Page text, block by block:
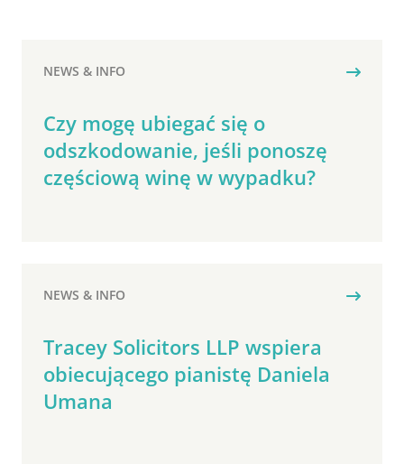
NEWS & INFO
Czy mogę ubiegać się o
odszkodowanie, jeśli ponoszę
częściową winę w wypadku?
NEWS & INFO
Tracey Solicitors LLP wspiera
obiecującego pianistę Daniela
Umana